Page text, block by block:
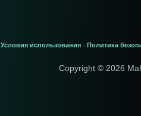
Условия использования - Политика
Copyright © 2026